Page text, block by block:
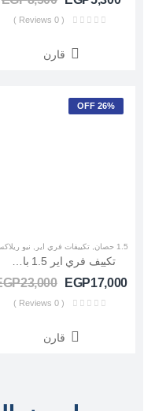
( 0 Reviews )
قارن
26% OFF
1.5 حصان ,تكييفات فري اير , نيو
تكييف فري اير 1.5 بارد نيو ريلاكس (FreeAir جديد Relax) FR-12CR
EGP17,000
23,000
( 0 Reviews )
قارن